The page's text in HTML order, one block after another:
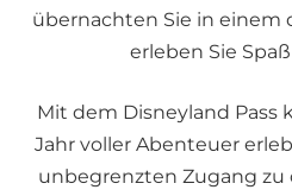
übernachten Sie in einem
erleben Sie
Mit dem Disneyland Pass
Jahr voller Abenteuer
unbegrenzten Zugang zu